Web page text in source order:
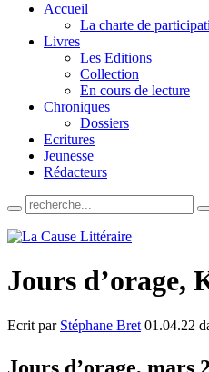
Accueil
La charte de
Livres
Les Editions
Collection
En cours de lecture
Chroniques
Dossiers
Ecritures
Jeunesse
Rédacteurs
Jours d’orage,
Ecrit par Stéphane Bret 01.04.22